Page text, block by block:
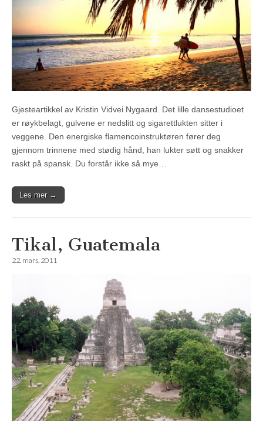
Gjesteartikkel av Kristin Vidvei Nygaard. Det lille dansestudioet
er røykbelagt, gulvene er nedslitt og sigarettlukten sitter i
veggene. Den energiske flamencoinstruktøren fører deg
gjennom trinnene med stødig hånd, han lukter søtt og snakker
raskt på spansk. Du forstår ikke så mye…
Les mer →
Tikal, Guatemala
22. mars, 2011